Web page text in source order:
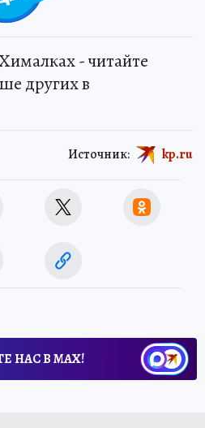
- читайте
других в
Источник: kp.ru
НАС В МАХ!